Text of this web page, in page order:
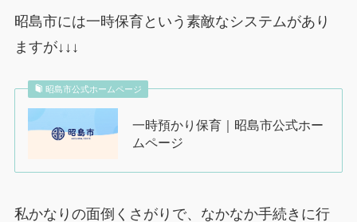
昭島市には一時保育という素敵なシステムがあり
ますが↓↓↓
昭島市公式ホームページ
一時預かり保育｜昭島市公式ホー
ムページ
私かなりの面倒くさがりで、なかなか手続きに行